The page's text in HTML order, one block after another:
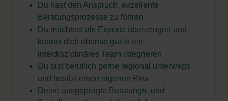
Du hast den Anspruch, exzellente
Beratungsprozesse zu führen
Du möchtest als Experte überzeugen und
kannst dich ebenso gut in ein
interdisziplinäres Team integrieren
Du bist beruflich gerne regional unterwegs
und besitzt einen eigenen Pkw
Deine ausgeprägte Beratungs- und